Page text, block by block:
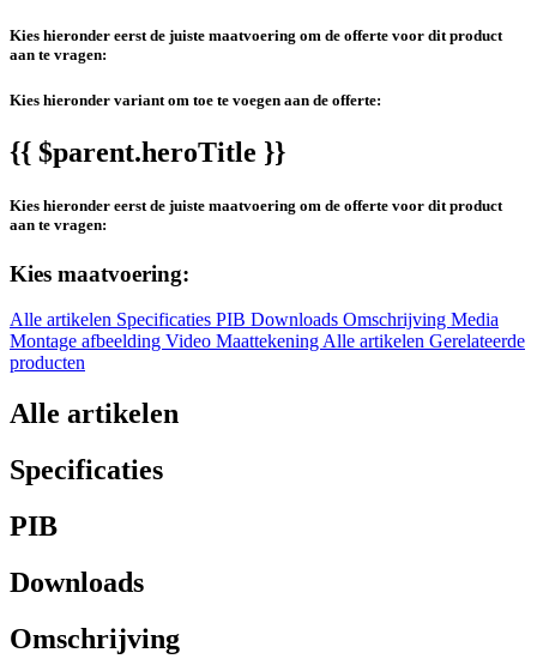
Kies hieronder eerst de juiste maatvoering om de offerte voor dit product
aan te vragen:
Kies hieronder variant om toe te voegen aan de offerte:
{{ $parent.heroTitle }}
Kies hieronder eerst de juiste maatvoering om de offerte voor dit product
aan te vragen:
Kies maatvoering:
Alle artikelen Specificaties PIB Downloads Omschrijving Media
Montage afbeelding Video MaattekeningAlle artikelen Gerelateerde
producten
Alle artikelen
Specificaties
PIB
Downloads
Omschrijving